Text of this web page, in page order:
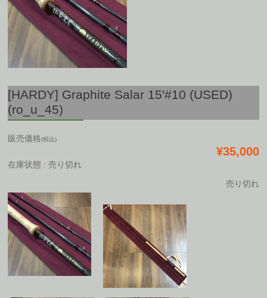
[HARDY] Graphite Salar 15'#10 (USED)
(ro_u_45)
販売価格(税込)
¥35,000
在庫状態 : 売り切れ
売り切れ